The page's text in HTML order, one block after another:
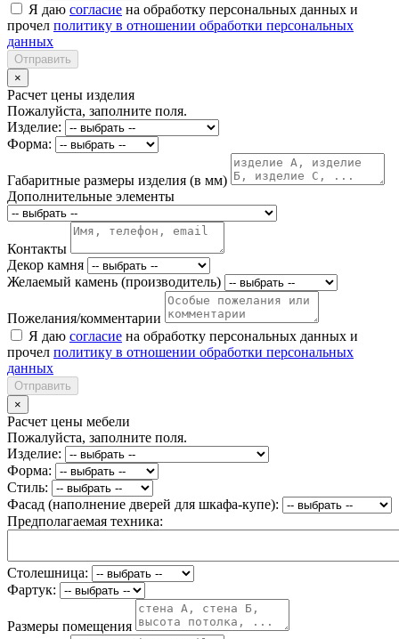
Я даю согласие на обработку персональных данных и
прочел политику в отношении обработки персональных
данных
Отправить
×
Расчет цены изделия
Пожалуйста, заполните поля.
Изделие:
Форма:
Габаритные размеры изделия (в мм)
Дополнительные элементы
Контакты
Декор камня
Желаемый камень (производитель)
Пожелания/комментарии
Я даю согласие на обработку персональных данных и
прочел политику в отношении обработки персональных
данных
Отправить
×
Расчет цены мебели
Пожалуйста, заполните поля.
Изделие:
Форма:
Стиль:
Фасад (наполнение дверей для шкафа-купе):
Предполагаемая техника:
Столешница:
Фартук:
Размеры помещения